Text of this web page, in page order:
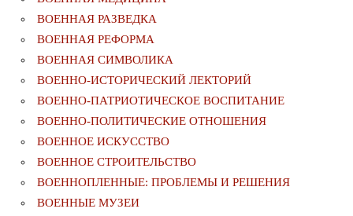
ВОЕННАЯ РАЗВЕДКА
ВОЕННАЯ РЕФОРМА
ВОЕННАЯ СИМВОЛИКА
ВОЕННО-ИСТОРИЧЕСКИЙ ЛЕКТОРИЙ
ВОЕННО-ПАТРИОТИЧЕСКОЕ ВОСПИТАНИЕ
ВОЕННО-ПОЛИТИЧЕСКИE ОТНОШЕНИЯ
ВОЕННОЕ ИСКУССТВО
ВОЕННОЕ СТРОИТЕЛЬСТВО
ВОЕННОПЛЕННЫЕ: ПРОБЛЕМЫ И РЕШЕНИЯ
ВОЕННЫЕ МУЗЕИ